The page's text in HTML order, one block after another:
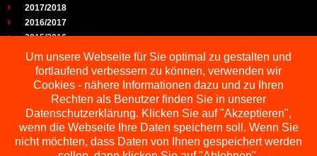
2017/2018
2016/2017
2015/2016
2014/2015
2013/2014
2012/2013
2011/2012
2010/2011
2009/2010
Um unsere Webseite für Sie optimal zu gestalten und
fortlaufend verbessern zu können, verwenden wir
Cookies - nähere Informationen dazu und zu Ihren
Rechten als Benutzer finden Sie in unserer
Datenschutzerklärung. Klicken Sie auf "Akzeptieren",
wenn die Webseite Ihre Daten speichern soll. Wenn Sie
nicht möchten, dass Daten von Ihnen gespeichert werden